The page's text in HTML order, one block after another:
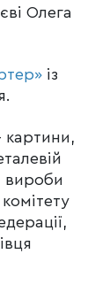
Олега
із
картини,
вироби